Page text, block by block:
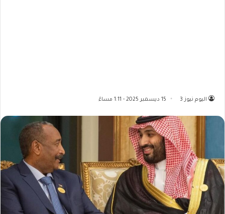
اليوم نيوز 3 15 ديسمبر 2025 - 1:11 مساءً